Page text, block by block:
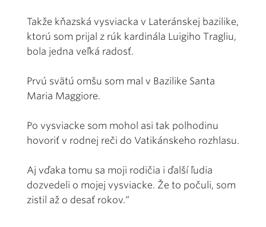
Takže kňazská vysviacka v Lateránskej bazilike,
ktorú som prijal z rúk kardinála Luigiho Tragliu,
bola jedna veľká radosť.
Prvú svätú omšu som mal v Bazilike Santa
Maria Maggiore.
Po vysviacke som mohol asi tak polhodinu
hovoriť v rodnej reči do Vatikánskeho rozhlasu.
Aj vďaka tomu sa moji rodičia i ďalší ľudia
dozvedeli o mojej vysviacke. Že to poču­li, som
zistil až o desať rokov.“